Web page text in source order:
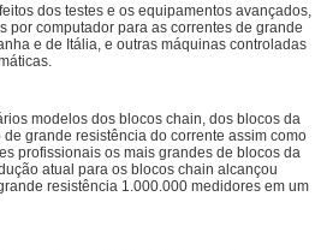
dos testes e os equipamentos avançados,
por computador para as correntes de grande
e de Itália, e outras máquinas controladas
modelos dos blocos chain, dos blocos da
grande resistência do corrente assim como
profissionais os mais grandes de blocos da
atual para os blocos chain alcançou
resistência 1.000.000 medidores em um